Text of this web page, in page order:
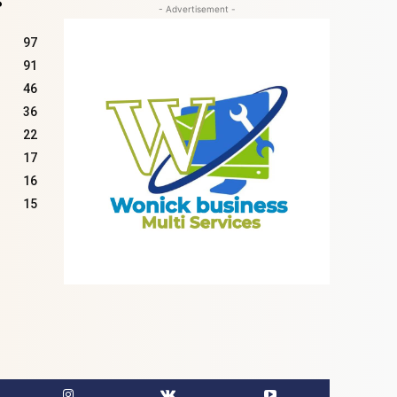
97
91
46
36
22
17
16
15
- Advertisement -